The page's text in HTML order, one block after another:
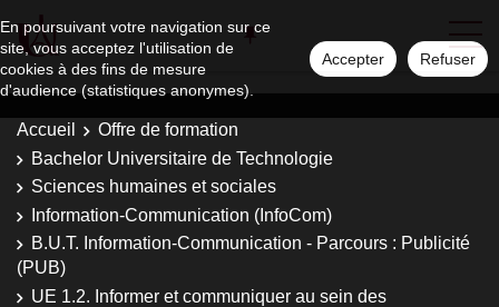
En poursuivant votre navigation sur ce
site, vous acceptez l'utilisation de
cookies à des fins de mesure
d'audience (statistiques anonymes).
Accepter Refuser
Accueil
Offre de formation
Bachelor Universitaire de Technologie
Sciences humaines et sociales
Information-Communication (InfoCom)
B.U.T. Information-Communication - Parcours : Publicité
(PUB)
UE 1.2. Informer et communiquer au sein des